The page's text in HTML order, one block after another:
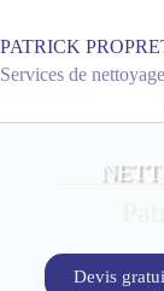
PATRICK
Services de
Devis